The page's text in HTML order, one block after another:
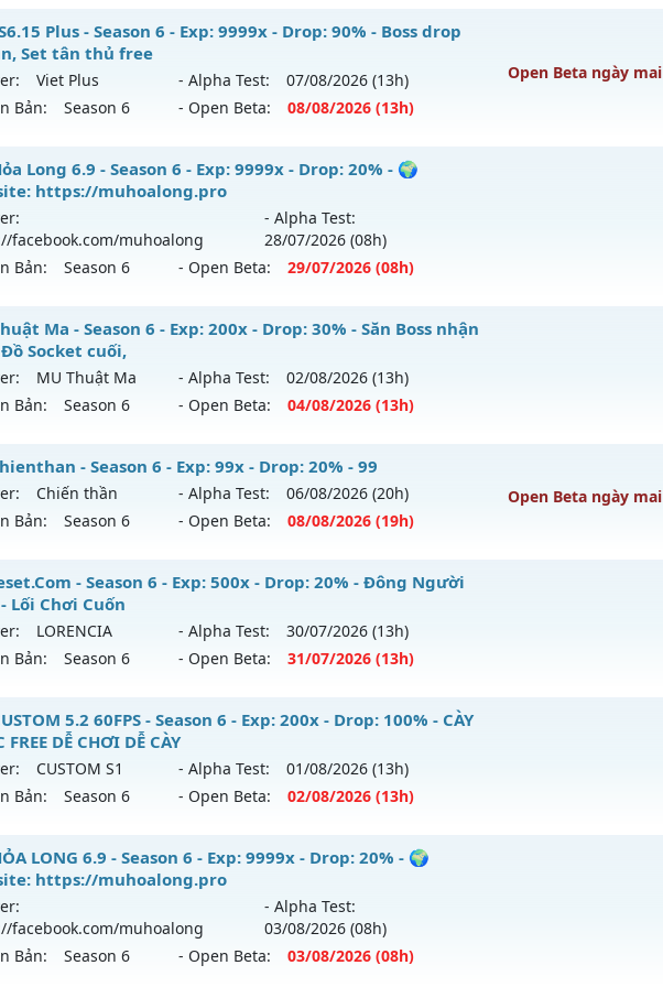
Plus - Season 6 - Exp: 9999x - Drop: 90% - Boss drop
Set tân thủ free
Viet Plus - Alpha Test: 07/08/2026 (13h)
Bản:
Season 6 - Open Beta: 08/08/2026 (13h)
Open Beta ngày mai
SS6.15 Plus - Boss drop 1h/lần, Set tân thủ free
mới ra tháng 08 2026 - Mở máy chủ
Viet Plus
9999x - Drop: 90%
loại: Mu Bán Đồ Full Trong Shop
Phoenix chống hack mới
Long 6.9 - Season 6 - Exp: 9999x - Drop: 20% - 🌍
https://muhoalong.pro
facebook.com/muhoalong
- Alpha Test:
28/07/2026 (08h)
Bản:
Season 6 - Open Beta: 29/07/2026 (08h)
Long 6.9 - 🌍 Website: https://muhoalong.pro
ra tháng 07 2026 - Mở máy chủ https://facebook.com/muhoalong
29/07/2626
Non Reset
Mu Nguyên bản Webzen
Ma - Season 6 - Exp: 200x - Drop: 30% - Săn Boss nhận
Socket cuối,
MU Thuật Ma - Alpha Test: 02/08/2026 (13h)
Bản:
Season 6 - Open Beta: 04/08/2026 (13h)
Thuật Ma - Săn Boss nhận Xu & Đồ Socket cuối,
mới ra tháng 08 2026 - Mở máy chủMU Thuật Ma
vào 13h ngày 04/08/2626
reset: Reset In Game
loại: Mu Nguyên bản Webzen
VietGuard
- Season 6 - Exp: 99x - Drop: 20% - 99
Chiến thần - Alpha Test: 06/08/2026 (20h)
Bản:
Season 6 - Open Beta: 08/08/2026 (19h)
Open Beta ngày mai
chienthan - 99
mới ra tháng 08 2026 - Mở máy chủChiến thần
99x - Drop: 20%
loại: Mu Nguyên bản Webzen
Anti 8x
- Season 6 - Exp: 500x - Drop: 20% - Đông Người
Lối Chơi Cuốn
LORENCIA - Alpha Test: 30/07/2026 (13h)
Bản:
Season 6 - Open Beta: 31/07/2026 (13h)
- Đông Người Chơi - Lối Chơi Cuốn
mới ra tháng 07 2026 - Mở máy chủLORENCIA vào 13h ngày 31/07/2626
500x - Drop: 20%
loại: Mu Nguyên bản Webzen
Anti Vip
5.2 60FPS - Season 6 - Exp: 200x - Drop: 100% - CÀY
FREE DỄ CHƠI DỄ CÀY
CUSTOM S1 - Alpha Test: 01/08/2026 (13h)
Bản:
Season 6 - Open Beta: 02/08/2026 (13h)
CUSTOM 5.2 60FPS - CÀY CUỐC FREE DỄ CHƠI DỄ CÀY
mới ra tháng 08 2026 - Mở máy chủ
CUSTOM S1
200x - Drop: 100%
LONG 6.9 - Season 6 - Exp: 9999x - Drop: 20% - 🌍
https://muhoalong.pro
facebook.com/muhoalong
- Alpha Test:
03/08/2026 (08h)
Bản:
Season 6 - Open Beta: 03/08/2026 (08h)